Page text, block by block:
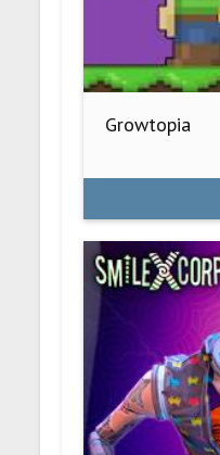
Growtopia